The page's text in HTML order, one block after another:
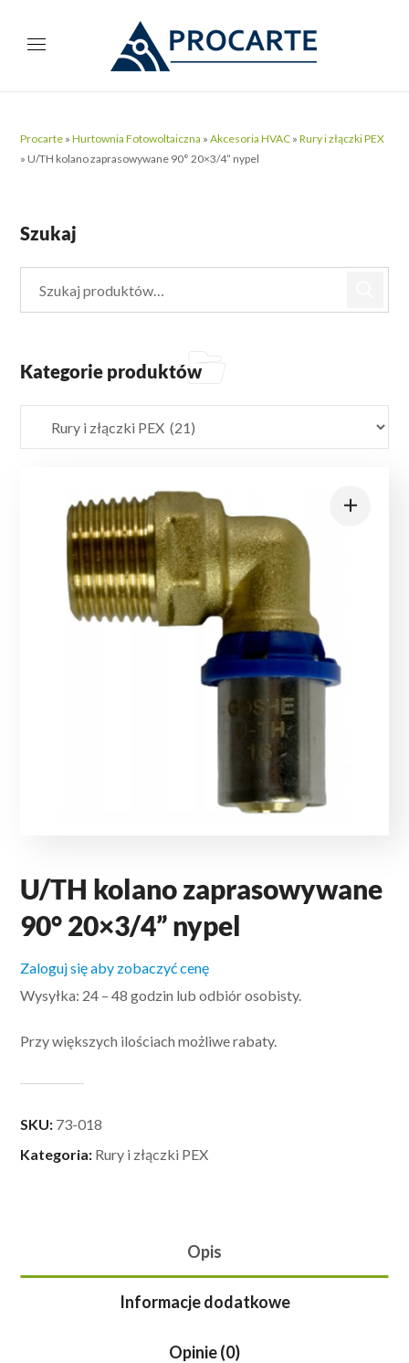
Procarte »Hurtownia Fotowoltaiczna »Akcesoria HVAC »Rury i złączki PEX
» U/TH kolano zaprasowywane 90° 20×3/4” nypel
U/TH kolano zaprasowywane
90° 20×3/4” nypel
Zaloguj się aby zobaczyć cenę
Wysyłka: 24 – 48 godzin lub odbiór osobisty.
Przy większych ilościach możliwe rabaty.
SKU: 73-018
Kategoria: Rury i złączki PEX
Opis
Informacje dodatkowe
Opinie (0)
Szukaj
Kategorie produktów